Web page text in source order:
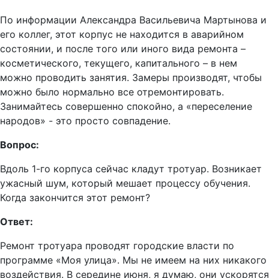
По информации Александра Васильевича Мартынова и
его коллег, этот корпус не находится в аварийном
состоянии, и после того или иного вида ремонта –
косметического, текущего, капитального – в нем
можно проводить занятия. Замеры производят, чтобы
можно было нормально все отремонтировать.
Занимайтесь совершенно спокойно, а «переселение
народов» - это просто совпадение.
Вопрос:
Вдоль 1-го корпуса сейчас кладут тротуар. Возникает
ужасный шум, который мешает процессу обучения.
Когда закончится этот ремонт?
Ответ:
Ремонт тротуара проводят городские власти по
программе «Моя улица». Мы не имеем на них никакого
воздействия. В середине июня, я думаю, они ускорятся